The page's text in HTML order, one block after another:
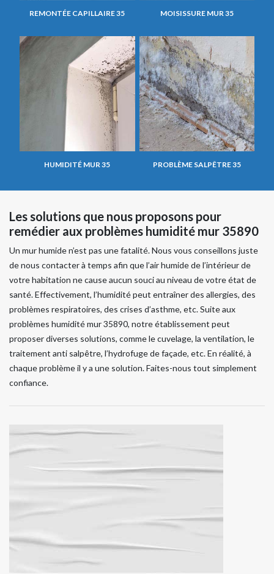
REMONTÉE CAPILLAIRE 35 MOISISSURE MUR 35
HUMIDITÉ MUR 35 PROBLÈME SALPÊTRE 35
Les solutions que nous proposons pour
remédier aux problèmes humidité mur 35890
Un mur humide n’est pas une fatalité. Nous vous conseillons juste
de nous contacter à temps afin que l’air humide de l’intérieur de
votre habitation ne cause aucun souci au niveau de votre état de
santé. Effectivement, l’humidité peut entraîner des allergies, des
problèmes respiratoires, des crises d’asthme, etc. Suite aux
problèmes humidité mur 35890, notre établissement peut
proposer diverses solutions, comme le cuvelage, la ventilation, le
traitement anti salpêtre, l’hydrofuge de façade, etc. En réalité, à
chaque problème il y a une solution. Faites-nous tout simplement
confiance.